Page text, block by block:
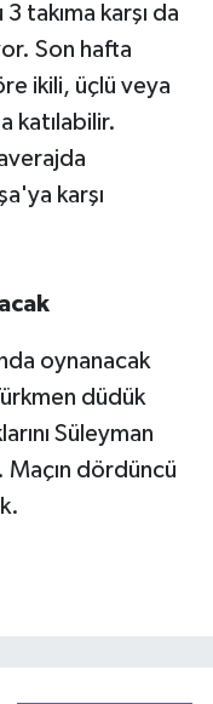
takıma karşı da
Son hafta
ikili, üçlü veya
katılabilir.
karşı
oynanacak
düdük
Süleyman
dördüncü